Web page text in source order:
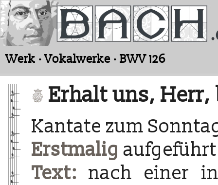
Werk · Vokalwerke · BWV 126
Erhalt uns,
Kantate zum
Erstmalig aufgeführt
Text: nach einer